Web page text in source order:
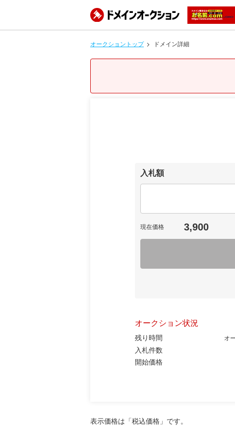
オークショントップ ドメイン詳細
入札額
現在価格 3,900
オークション状況
残り時間 オ
入札件数
開始価格
表示価格は「税込価格」です。